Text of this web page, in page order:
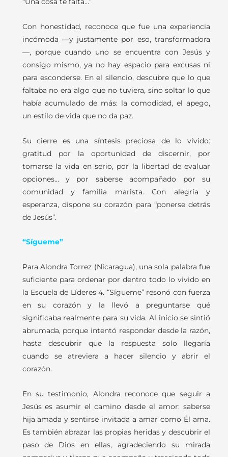
Con honestidad, reconoce que fue una experiencia
incómoda —y justamente por eso, transformadora
—, porque cuando uno se encuentra con Jesús y
consigo mismo, ya no hay espacio para excusas ni
para esconderse. En el silencio, descubre que lo que
faltaba no era algo que no tuviera, sino soltar lo que
había acumulado de más: la comodidad, el apego,
un estilo de vida que no da paz.
Su cierre es una síntesis preciosa de lo vivido:
gratitud por la oportunidad de discernir, por
tomarse la vida en serio, por la libertad de evaluar
opciones… y por saberse acompañado por su
comunidad y familia marista. Con alegría y
esperanza, dispone su corazón para “ponerse detrás
de Jesús”.
“Sígueme”
Para Alondra Torrez (Nicaragua), una sola palabra fue
suficiente para ordenar por dentro todo lo vivido en
la Escuela de Líderes 4. “Sígueme” resonó con fuerza
en su corazón y la llevó a preguntarse qué
significaba realmente para su vida. Al inicio se sintió
abrumada, porque intentó responder desde la razón,
hasta descubrir que la respuesta solo llegaría
cuando se atreviera a hacer silencio y abrir el
corazón.
En su testimonio, Alondra reconoce que seguir a
Jesús es asumir el camino desde el amor: saberse
hija amada y sentirse invitada a amar como Él ama.
Es también abrazar las propias heridas y descubrir el
paso de Dios en ellas, agradeciendo su mirada